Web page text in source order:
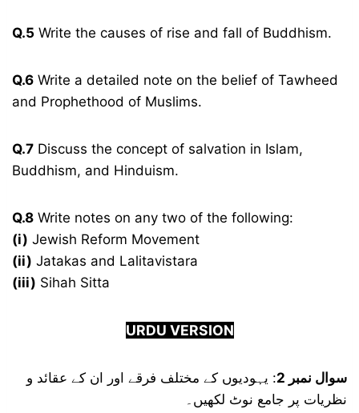
Q.5 Write the causes of rise and fall of Buddhism.
Q.6 Write a detailed note on the belief of Tawheed
and Prophethood of Muslims.
Q.7 Discuss the concept of salvation in Islam,
Buddhism, and Hinduism.
Q.8 Write notes on any two of the following:
(i) Jewish Reform Movement
(ii) Jatakas and Lalitavistara
(iii) Sihah Sitta
URDU VERSION
سوال نمبر 2
: یہودیوں کے مختلف فرقے اور ان کے عقائد و
نظریات پر جامع نوٹ لکھیں۔